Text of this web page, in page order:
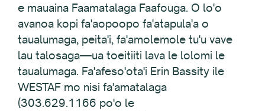
e mauaina Faamatalaga Faafouga. O lo'o
avanoa kopi fa'aopoopo fa'atapula'a o
taualumaga, peita'i, fa'amolemole tu'u vave
lau talosaga—ua toeitiiti lava le lolomi le
taualumaga. Fa'afeso'ota'i Erin Bassity ile
WESTAF mo nisi fa'amatalaga
(303.629.1166 po'o le